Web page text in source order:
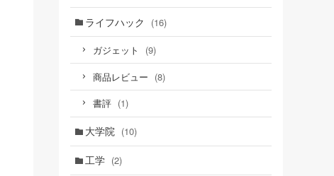
ライフハック (16)
ガジェット (9)
商品レビュー (8)
書評 (1)
大学院 (10)
工学 (2)